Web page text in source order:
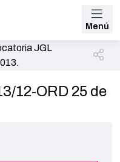
Menú
JGL
12-ORD 25 de